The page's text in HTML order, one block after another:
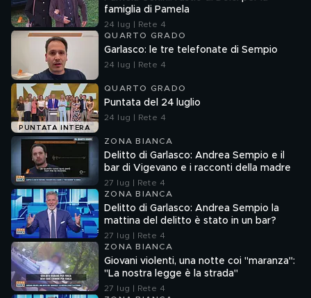
famiglia di Pamela
24 lug | Rete 4
QUARTO GRADO
Garlasco: le tre telefonate di Sempio
24 lug | Rete 4
PUNTATA INTERA
QUARTO GRADO
Puntata del 24 luglio
24 lug | Rete 4
ZONA BIANCA
Delitto di Garlasco: Andrea Sempio e il
bar di Vigevano e i racconti della madre
27 lug | Rete 4
ZONA BIANCA
Delitto di Garlasco: Andrea Sempio la
mattina del delitto è stato in un bar?
27 lug | Rete 4
ZONA BIANCA
Giovani violenti, una notte coi "maranza":
"La nostra legge è la strada"
27 lug | Rete 4